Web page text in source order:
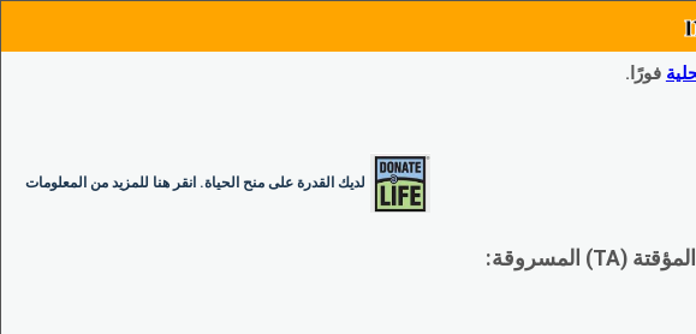
فورًا.
لديك القدرة على منح الحياة. انقر هنا للمزيد من المعلومات